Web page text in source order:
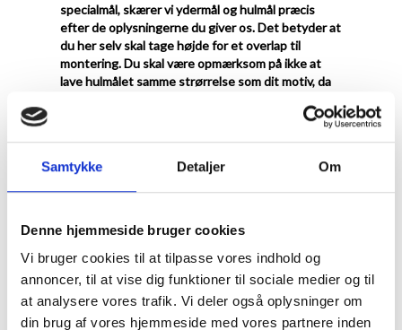
Samtykke Detaljer Om
Denne hjemmeside bruger cookies
Vi bruger cookies til at tilpasse vores indhold og
annoncer, til at vise dig funktioner til sociale medier og til
at analysere vores trafik. Vi deler også oplysninger om
din brug af vores hjemmeside med vores partnere inden
specialmål, skærer vi ydermål og hulmål præcis
efter de oplysningerne du giver os. Det betyder at
du her selv skal tage højde for et overlap til
montering. Du skal være opmærksom på ikke at
lave hulmålet samme strørrelse som dit motiv, da
hulmålet 1 cm mindre på hvert led, så du har 5 mm
Ved Passepartout i specialmål er det meste
muligt. Du kan både bestille et passepartout med
flere huller, eller få placering præcis hvor du
kant på 2 cm og op efter.
Se eksempler herunder.